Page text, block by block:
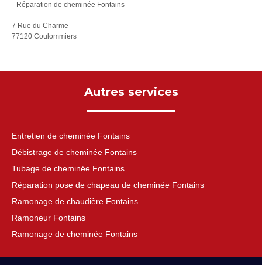
Réparation de cheminée Fontains
7 Rue du Charme
77120 Coulommiers
Autres services
Entretien de cheminée Fontains
Débistrage de cheminée Fontains
Tubage de cheminée Fontains
Réparation pose de chapeau de cheminée Fontains
Ramonage de chaudière Fontains
Ramoneur Fontains
Ramonage de cheminée Fontains